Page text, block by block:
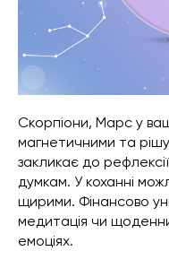
Скорпіони, Марс у
магнетичними та
закликає до
думкам. У коханні
щирими. Фінансово
медитація чи
емоціях.